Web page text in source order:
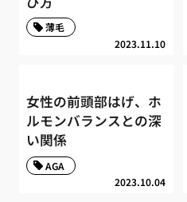
2023.11.10
薄毛
女性の前頭部はげ、ホ
ルモンバランスとの深
い関係
2023.10.04
AGA